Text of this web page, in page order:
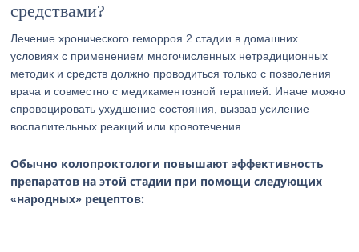
средствами?
Лечение хронического геморроя 2 стадии в домашних
условиях с применением многочисленных нетрадиционных
методик и средств должно проводиться только с позволения
врача и совместно с медикаментозной терапией. Иначе можно
спровоцировать ухудшение состояния, вызвав усиление
воспалительных реакций или кровотечения.
Обычно колопроктологи повышают эффективность
препаратов на этой стадии при помощи следующих
«народных» рецептов: